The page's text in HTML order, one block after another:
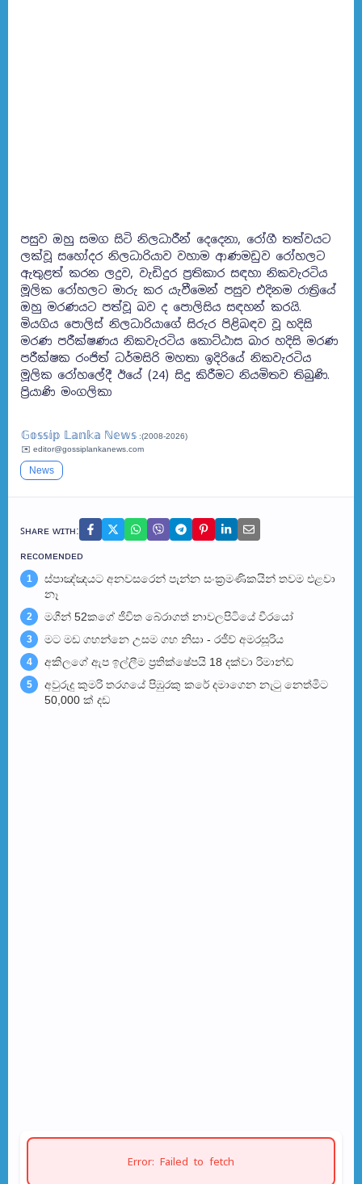
පසුව ඔහු සමග සිටි නිලධාරීන් දෙදෙනා, රෝගී තත්වයට
ලක්වූ සහෝදර නිලධාරියාව වහාම ආණමඩුව රෝහලට
ඇතුළත් කරන ලදුව, වැඩිදුර ප්‍රතිකාර සඳහා නිකවැරටිය
මූලික රෝහලට මාරු කර යැවීමෙන් පසුව එදිනම රාත්‍රියේ
ඔහු මරණයට පත්වූ බව ද පොලිසිය සඳහන් කරයි.
මියගිය පොලිස් නිලධාරියාගේ සිරුර පිළිබඳව වූ හදිසි
මරණ පරීක්ෂණය නිකවැරටිය කොට්ඨාස බාර හදිසි මරණ
පරීක්ෂක රංජිත් ධර්මසිරි මහතා ඉදිරියේ නිකවැරටිය
මූලික රෝහලේදී ඊයේ (24) සිදු කිරීමට නියමිතව තිබුණි.
ප්‍රියාණි මංගලිකා
𝔾𝕠𝕤𝕤𝕚𝕡 𝕃𝕒𝕟𝕜𝕒 ℕ𝕖𝕨𝕤 :(2008-2026)
✉️ editor@gossiplankanews.com
News
ꜱʜᴀʀᴇ ᴡɪᴛʜ:
ʀᴇᴄᴏᴍᴇɴᴅᴇᴅ
1
ස්පාඤ්ඤයට අනවසරෙන් පැන්න සංක්‍රමණිකයින් තවම එළවා
නෑ
2 මගීන් 52කගේ ජීවිත බේරා­ගත් නාව­ල­පි­ටියේ වීරයෝ
3 මට මඩ ගහන්නෙ උසම ගහ නිසා - රජීව් අමරසූරිය
4 අකිලගේ ඇප ඉල්ලීම ප්‍රතික්ෂේපයි 18 දක්වා රිමාන්ඩ්
5
අවුරුදු කුමරි තරගයේ පිඹුරකු කරේ දමාගෙන නැටු නෙත්මිට
50,000 ක් දඩ
Error: Failed to fetch